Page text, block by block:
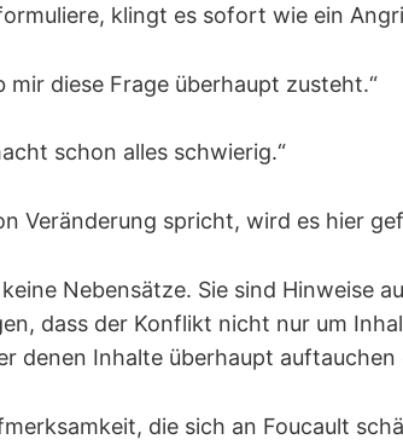
klingt es sofort wie ein
mir diese Frage überhaupt zusteht.“
schon alles schwierig.“
Veränderung spricht, wird es hier
Nebensätze. Sie sind Hinweise
dass der Konflikt nicht nur um
denen Inhalte überhaupt auftauchen
die sich an Foucault